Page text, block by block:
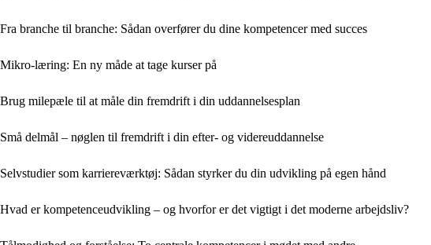
Fra branche til branche: Sådan overfører du dine kompetencer med succes
Mikro-læring: En ny måde at tage kurser på
Brug milepæle til at måle din fremdrift i din uddannelsesplan
Små delmål – nøglen til fremdrift i din efter- og videreuddannelse
Selvstudier som karriereværktøj: Sådan styrker du din udvikling på egen hånd
Hvad er kompetenceudvikling – og hvorfor er det vigtigt i det moderne arbejdsliv?